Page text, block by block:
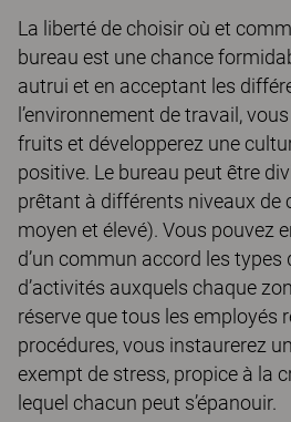
La liberté de choisir où et
bureau est une chance
autrui et en acceptant les
l’environnement de travail,
fruits et développerez une
positive. Le bureau peut être
prêtant à différents niveaux de
moyen et élevé). Vous pouvez
d’un commun accord les types
d’activités auxquels chaque
réserve que tous les employés
procédures, vous instaurerez
exempt de stress, propice à la
lequel chacun peut s’épanouir.